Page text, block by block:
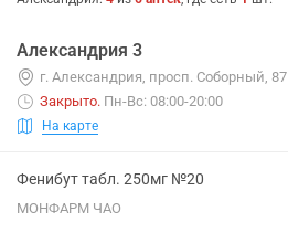
Александрия 3
г. Александрия, просп. Соборный, 87
Закрыто. Пн-Вс: 08:00-20:00
На карте
Фенибут табл. 250мг №20
МОНФАРМ ЧАО